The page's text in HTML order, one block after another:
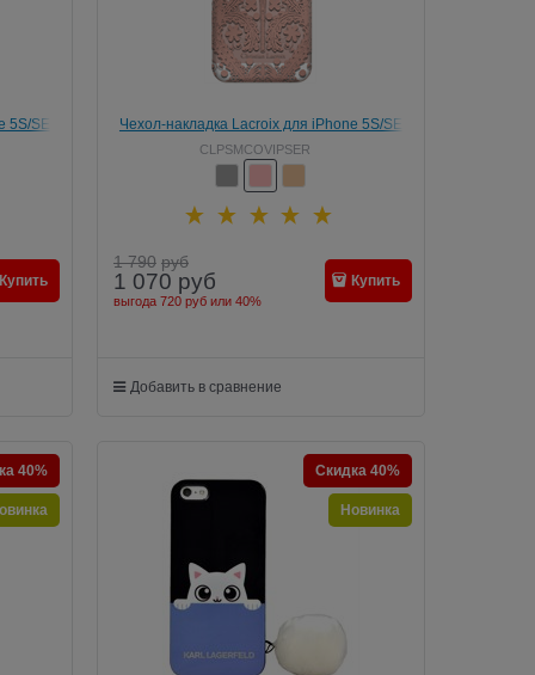
5S/SE
Серый)
Купить
Чехол-накладка Lacroix для iPhone 5S/SE
Paseo transparent Hard Rose gold (Цвет:
Розовое золото)
CLPSMCOVIPSER
1 790 руб
1 070 руб
выгода 720 рубили 40%
Купить
Добавить в сравнение
40% Скидка 40%
Новинка